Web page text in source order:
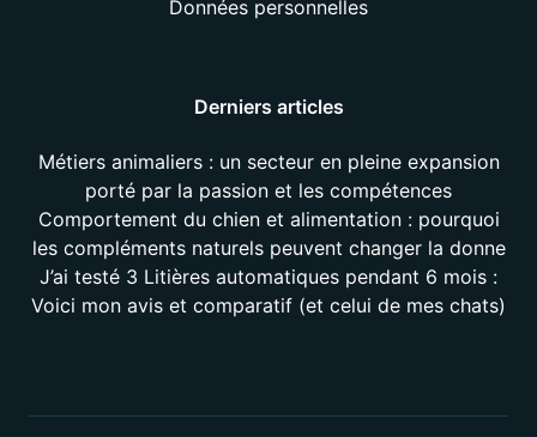
Données personnelles
Derniers articles
Métiers animaliers : un secteur en pleine expansion
porté par la passion et les compétences
Comportement du chien et alimentation : pourquoi
les compléments naturels peuvent changer la donne
J’ai testé 3 Litières automatiques pendant 6 mois :
Voici mon avis et comparatif (et celui de mes chats)